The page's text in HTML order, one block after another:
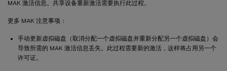
MAK 激活信息。共享设备重新激活需要执行此过程。
更多 MAK 注意事项：
手动更新虚拟磁盘（取消分配一个虚拟磁盘并重新分配另一个虚拟磁盘）会
导致所需的 MAK 激活信息丢失。此过程需要新的激活，这样将占用另一个
许可证。